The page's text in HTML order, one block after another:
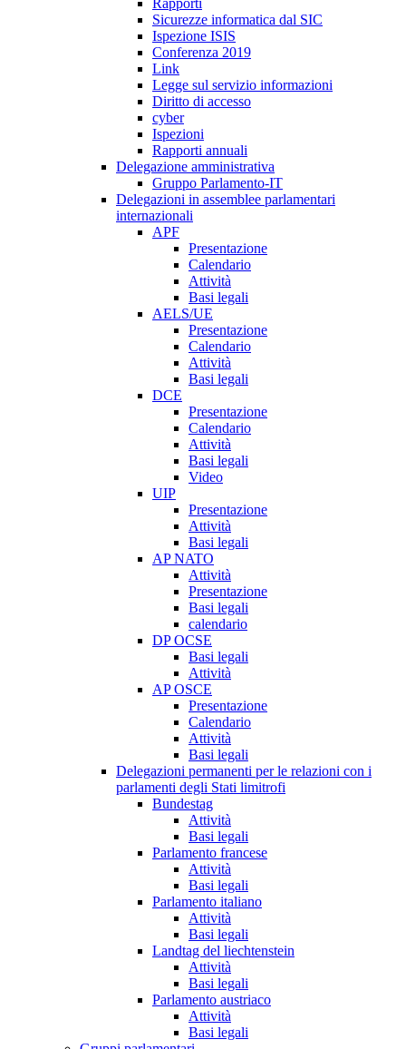
Rapporti
Sicurezze informatica dal SIC
Ispezione ISIS
Conferenza 2019
Link
Legge sul servizio informazioni
Diritto di accesso
cyber
Ispezioni
Rapporti annuali
Delegazione amministrativa
Gruppo Parlamento-IT
Delegazioni in assemblee parlamentari
internazionali
APF
Presentazione
Calendario
Attività
Basi legali
AELS/UE
Presentazione
Calendario
Attività
Basi legali
DCE
Presentazione
Calendario
Attività
Basi legali
Video
UIP
Presentazione
Attività
Basi legali
AP NATO
Attività
Presentazione
Basi legali
calendario
DP OCSE
Basi legali
Attività
AP OSCE
Presentazione
Calendario
Attività
Basi legali
Delegazioni permanenti per le relazioni con i
parlamenti degli Stati limitrofi
Bundestag
Attività
Basi legali
Parlamento francese
Attività
Basi legali
Parlamento italiano
Attività
Basi legali
Landtag del liechtenstein
Attività
Basi legali
Parlamento austriaco
Attività
Basi legali